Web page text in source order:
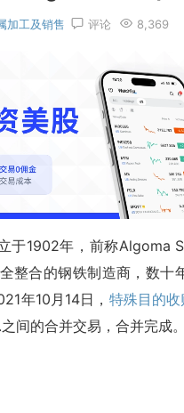
加工及销售 评论 8,369
于1902年，前称Algoma
整合的钢铁制造商，数十
年10月14日， 特殊目的收
间的合并交易，合并完成。